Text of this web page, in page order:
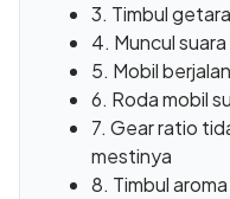
3. Timbul
4. Muncul
5. Mobil
6. Roda mobil
7. Gear ratio
mestinya
8. Timbul